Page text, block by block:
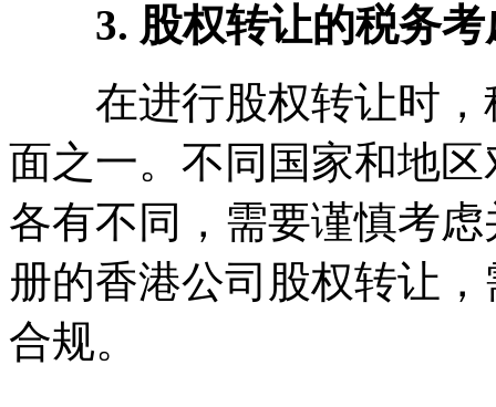
3. 股权转让的税务考
在进行股权转让时，
面之一。不同国家和地
各有不同，需要谨慎考
册的香港公司股权转让
合规。